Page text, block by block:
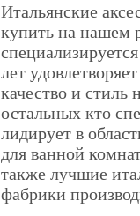
Итальянские
купить на нашем
лет
качество и стиль
остальных кто
лидирует в
для ванной
также лучшие
фабрики